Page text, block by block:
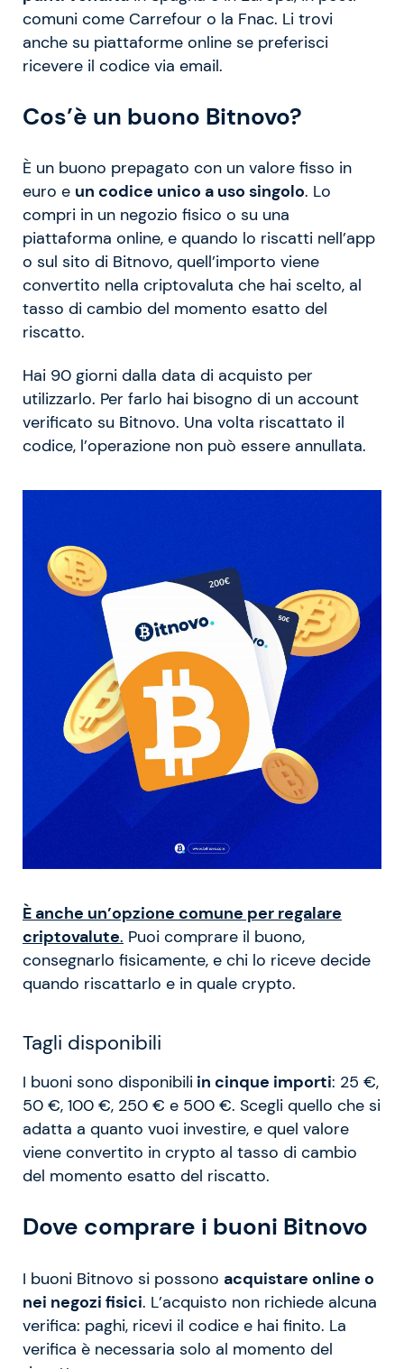
comuni come Carrefour o la Fnac. Li trovi
anche su piattaforme online se preferisci
ricevere il codice via email.
Cos’è un buono Bitnovo?
È un buono prepagato con un valore fisso in
euro e un codice unico a uso singolo. Lo
compri in un negozio fisico o su una
piattaforma online, e quando lo riscatti nell’app
o sul sito di Bitnovo, quell’importo viene
convertito nella criptovaluta che hai scelto, al
tasso di cambio del momento esatto del
riscatto.
Hai 90 giorni dalla data di acquisto per
utilizzarlo. Per farlo hai bisogno di un account
verificato su Bitnovo. Una volta riscattato il
codice, l’operazione non può essere annullata.
È anche un’opzione comune per regalare
criptovalute. Puoi comprare il buono,
consegnarlo fisicamente, e chi lo riceve decide
quando riscattarlo e in quale crypto.
Tagli disponibili
I buoni sono disponibili in cinque importi: 25 €,
50 €, 100 €, 250 € e 500 €. Scegli quello che si
adatta a quanto vuoi investire, e quel valore
viene convertito in crypto al tasso di cambio
del momento esatto del riscatto.
Dove comprare i buoni Bitnovo
I buoni Bitnovo si possono acquistare online o
nei negozi fisici. L’acquisto non richiede alcuna
verifica: paghi, ricevi il codice e hai finito. La
verifica è necessaria solo al momento del